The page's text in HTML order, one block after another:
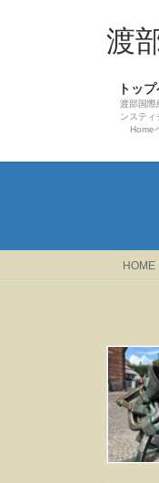
キ
に
渡
トッ
渡部国際
ンスティ
Home
HOME